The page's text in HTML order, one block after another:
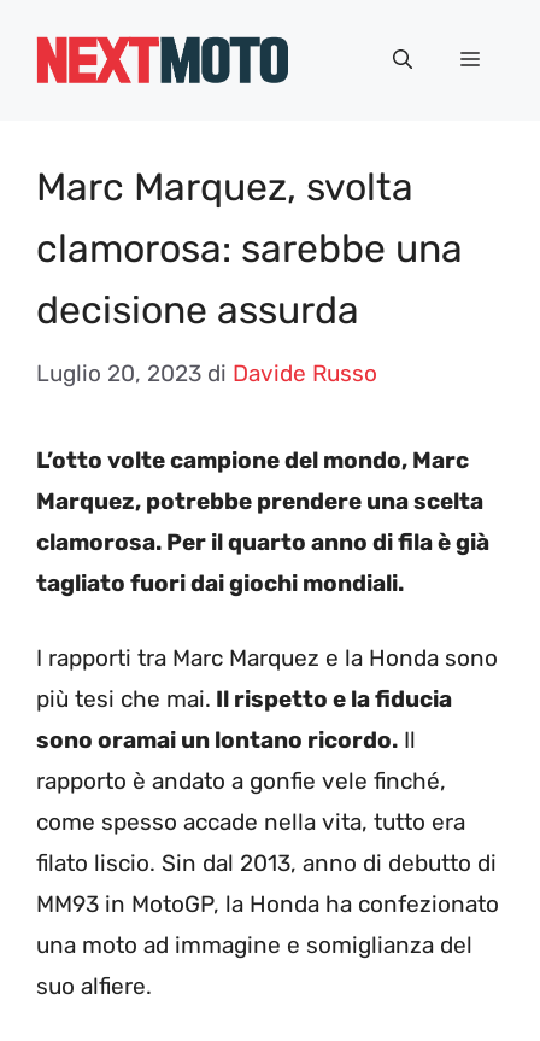
Menu
Marc Marquez, svolta
clamorosa: sarebbe una
decisione assurda
Luglio 20, 2023 di Davide Russo
L’otto volte campione del mondo, Marc
Marquez, potrebbe prendere una scelta
clamorosa. Per il quarto anno di fila è già
tagliato fuori dai giochi mondiali.
I rapporti tra Marc Marquez e la Honda sono
più tesi che mai. Il rispetto e la fiducia
sono oramai un lontano ricordo. Il
rapporto è andato a gonfie vele finché,
come spesso accade nella vita, tutto era
filato liscio. Sin dal 2013, anno di debutto di
MM93 in MotoGP, la Honda ha confezionato
una moto ad immagine e somiglianza del
suo alfiere.